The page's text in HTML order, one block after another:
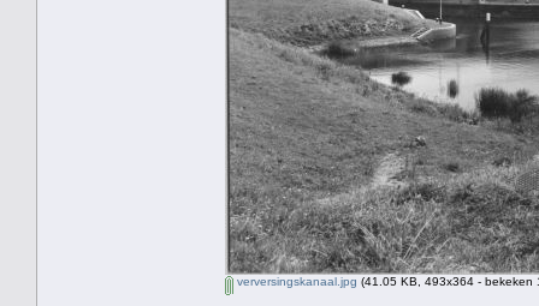
verversingskanaal.jpg (41.05 KB, 493x364 - bekeken